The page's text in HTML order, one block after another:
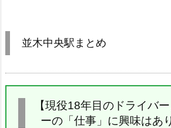
並木中央駅まとめ
【現役18年目のドライバ
ーの「仕事」に興味はあ